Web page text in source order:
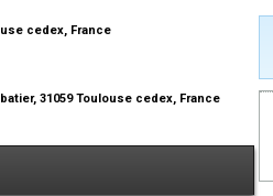
cedex, France
31059 Toulouse cedex, France